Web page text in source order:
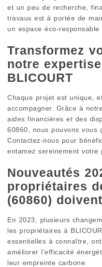
et un peu de recherche,
travaux est à portée de
un espace éco-responsable
Transformez
notre
BLICOURT
Chaque projet est unique,
accompagner. Grâce à
aides financières et des
60860, nous pouvons vous
Contactez-nous pour
entamez sereinement votre
Nouveautés
propriétaires
(60860)
En 2023, plusieurs
les propriétaires à
essentielles à connaître,
améliorer l’efficacité
leur empreinte carbone.